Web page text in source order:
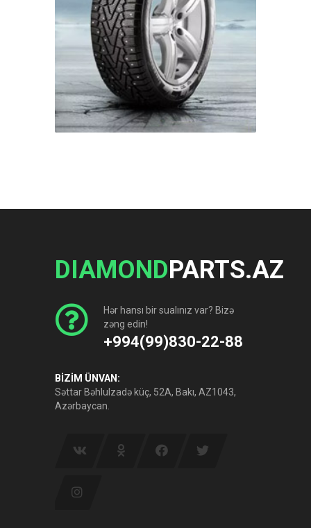
DIAMONDPARTS.AZ
Hər hansı bir sualınız var? Bizə
zəng edin!
+994(99)830-22-88
BİZİM ÜNVAN:
Səttar Bəhlulzadə küç, 52A, Bakı, AZ1043,
Azərbaycan.